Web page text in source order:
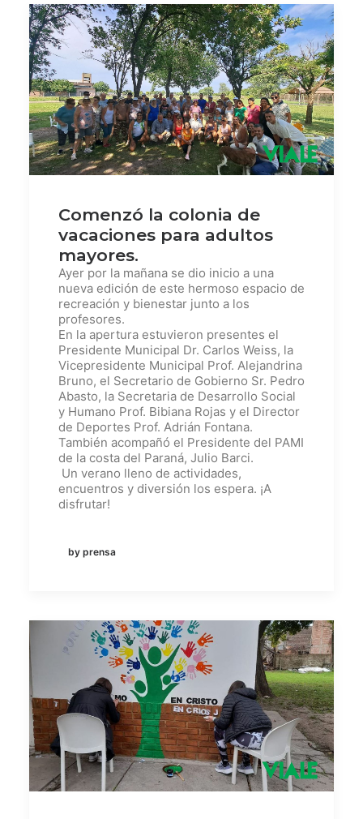
Comenzó la colonia de
vacaciones para adultos
mayores.
Ayer por la mañana se dio inicio a una
nueva edición de este hermoso espacio de
recreación y bienestar junto a los
profesores.
En la apertura estuvieron presentes el
Presidente Municipal Dr. Carlos Weiss, la
Vicepresidente Municipal Prof. Alejandrina
Bruno, el Secretario de Gobierno Sr. Pedro
Abasto, la Secretaria de Desarrollo Social
y Humano Prof. Bibiana Rojas y el Director
de Deportes Prof. Adrián Fontana.
También acompañó el Presidente del PAMI
de la costa del Paraná, Julio Barci.
Un verano lleno de actividades,
encuentros y diversión los espera. ¡A
disfrutar!
by prensa